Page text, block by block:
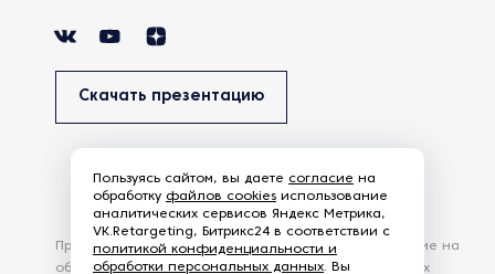
Скачать презентацию
Продолжая использовать наш сайт, вы даете согласие на
обработку файлов Cookies и других пользовательских
Пользуясь сайтом, вы даете согласие на
обработку файлов cookies использование
аналитических сервисов Яндекс Метрика,
VK.Retargeting, Битрикс24 в соответствии с
политикой конфиденциальности и
обработки персональных данных. Вы